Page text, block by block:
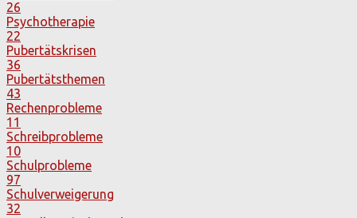
26
Psychotherapie
22
Pubertätskrisen
36
Pubertätsthemen
43
Rechenprobleme
11
Schreibprobleme
10
Schulprobleme
97
Schulverweigerung
32